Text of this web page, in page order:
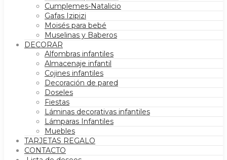
Cumplemes-Natalicio
Gafas Izipizi
Moisés para bebé
Muselinas y Baberos
DECORAR
Alfombras infantiles
Almacenaje infantil
Cojines infantiles
Decoración de pared
Doseles
Fiestas
Láminas decorativas infantiles
Lámparas Infantiles
Muebles
TARJETAS REGALO
CONTACTO